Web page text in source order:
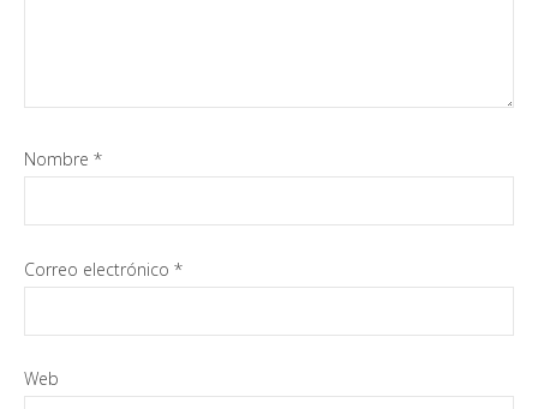
Nombre *
Correo electrónico *
Web